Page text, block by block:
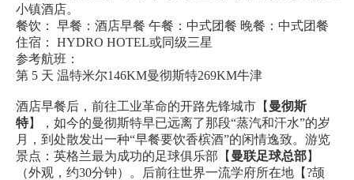
小镇酒店。
餐饮： 早餐：酒店早餐 午餐：中式团餐 晚餐：中式团餐
住宿： HYDRO HOTEL或同级三星
参考航班：
第 5 天 温特米尔146KM曼彻斯特269KM牛津
酒店早餐后，前往工业革命的开路先锋城市【 曼彻斯
特】，如今的曼彻斯特早已远离了那段“蒸汽和汗水”的岁
月，到处散发出一种“早餐要饮香槟酒”的闲情逸致。游览
景点：英格兰最为成功的足球俱乐部【 曼联足球总部】
（外观，约30分钟）。后前往世界一流学府所在地【?颉